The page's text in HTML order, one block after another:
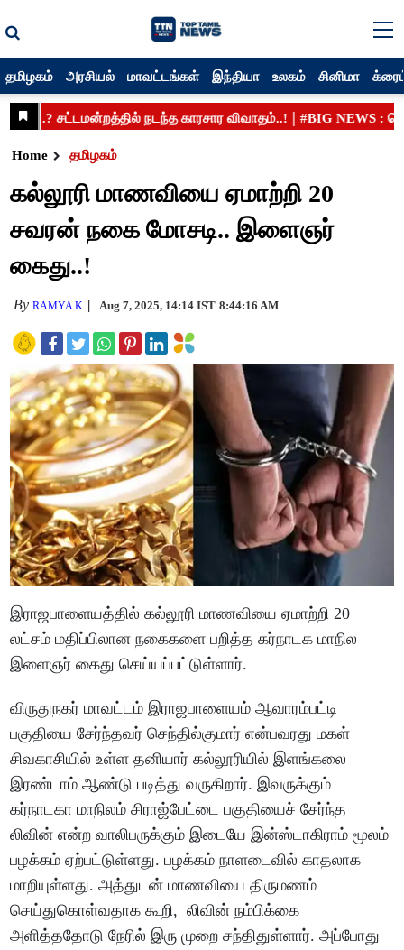
தமிழகம் அரசியல் மாவட்டங்கள் இந்தியா உலகம் சினிமா
Home தமிழகம்
கல்லூரி மாணவியை ஏமாற்றி 20
சவரன் நகை மோசடி.. இளைஞர்
கைது..!
ByRAMYA K Aug 7, 2025, 14:14 IST 8:44:16 AM
இராஜபாளையத்தில் கல்லூரி மாணவியை ஏமாற்றி 20
லட்சம் மதிப்பிலான நகைகளை பறித்த கர்நாடக மாநில
இளைஞர் கைது செய்யப்பட்டுள்ளார்.
விருதுநகர் மாவட்டம் இராஜபாளையம் ஆவாரம்பட்டி
பகுதியை சேர்ந்தவர் செந்தில்குமார் என்பவரது மகள்
சிவகாசியில் உள்ள தனியார் கல்லூரியில் இளங்கலை
இரண்டாம் ஆண்டு படித்து வருகிறார். இவருக்கும்
கர்நாடகா மாநிலம் சிராஜ்பேட்டை பகுதியைச் சேர்ந்த
லிவின் என்ற வாலிபருக்கும் இடையே இன்ஸ்டாகிராம் மூலம்
பழக்கம் ஏற்பட்டுள்ளது. பழக்கம் நாளடைவில் காதலாக
மாறியுள்ளது. அத்துடன் மாணவியை திருமணம்
செய்துகொள்வதாக கூறி, லிவின் நம்பிக்கை
அளித்ததோடு நேரில் இரு முறை சந்திதுள்ளார். அப்போது